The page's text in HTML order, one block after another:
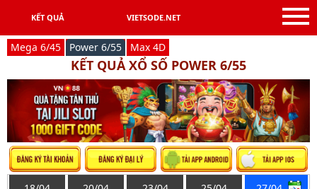
KẾT QUẢ VIETSODE.NET
Mega 6/45 Power 6/55 Max 4D
KẾT QUẢ XỔ SỐ POWER 6/55